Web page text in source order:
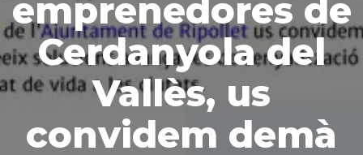
emprenedores de
Cerdanyola del
Vallès, us
convidem demà